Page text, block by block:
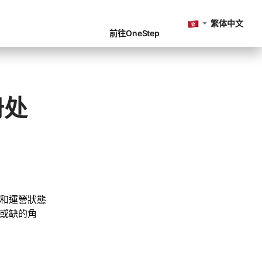
前往OneStep
繁体中文
運營狀態
缺的角